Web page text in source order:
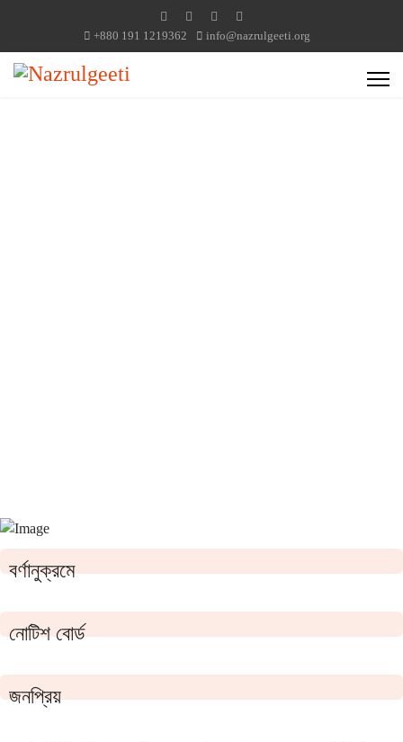
+880 191 1219362 info@nazrulgeeti.org
বর্ণানুক্রমে
নোটিশ বোর্ড
জনপ্রিয়